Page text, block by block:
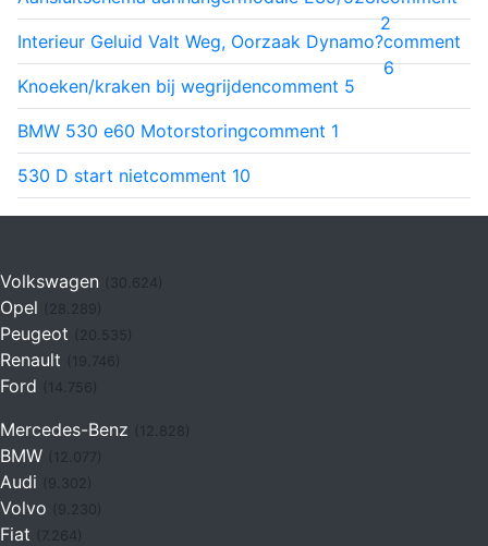
2
Interieur Geluid Valt Weg, Oorzaak Dynamo?comment
6
Knoeken/kraken bij wegrijdencomment 5
BMW 530 e60 Motorstoringcomment 1
530 D start nietcomment 10
Volkswagen (30.624)
Opel
Peugeot
Renault (19.746)
Ford (14.756)
Mercedes-Benz
BMW
Audi
Volvo
Fiat (7.264)